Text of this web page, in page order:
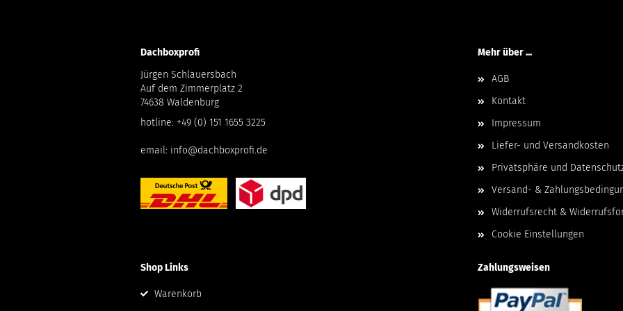
Dachboxprofi
Jürgen Schlauersbach
Auf dem Zimmerplatz 2
74638 Waldenburg
hotline: +49 (0) 151 1655 3225
email: info@dachboxprofi.de
Mehr über ...
AGB
Kontakt
Impressum
Liefer- und Versandkosten
Privatsphäre und
Versand- &
Widerrufsrecht &
Cookie Einstellungen
Shop Links
Warenkorb
Zahlungsweisen